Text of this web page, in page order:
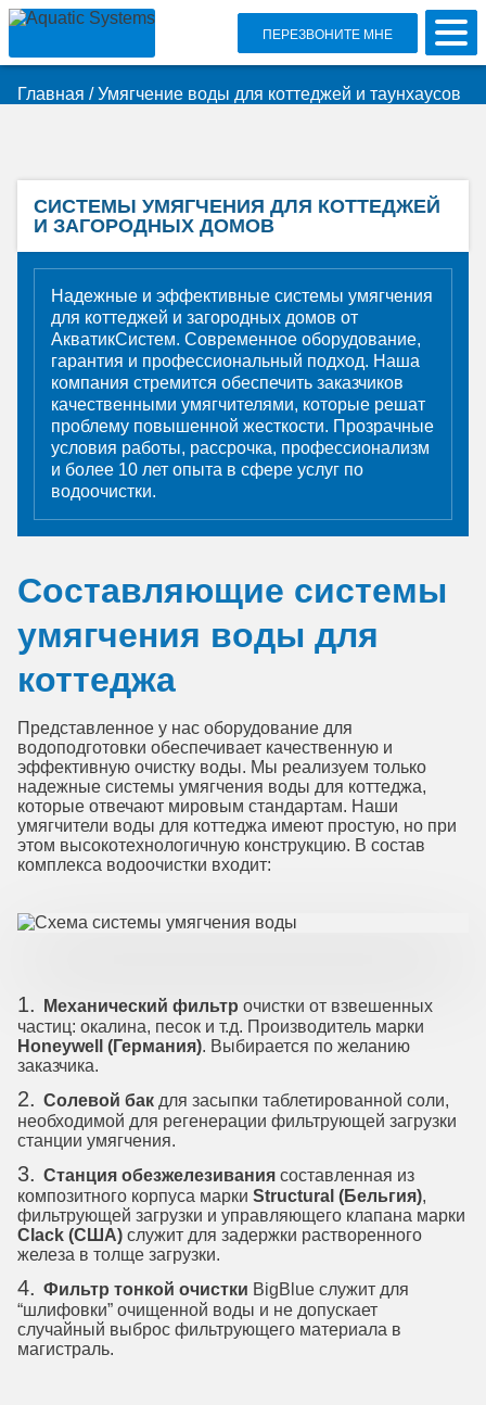
ПЕРЕЗВОНИТЕ МНЕ
Главная /Умягчение воды для коттеджей и таунхаусов
СИСТЕМЫ УМЯГЧЕНИЯ ДЛЯ КОТТЕДЖЕЙ
И ЗАГОРОДНЫХ ДОМОВ
Надежные и эффективные системы умягчения
для коттеджей и загородных домов от
АкватикСистем. Современное оборудование,
гарантия и профессиональный подход. Наша
компания стремится обеспечить заказчиков
качественными умягчителями, которые решат
проблему повышенной жесткости. Прозрачные
условия работы, рассрочка, профессионализм
и более 10 лет опыта в сфере услуг по
водоочистки.
Составляющие системы
умягчения воды для
коттеджа
Представленное у нас оборудование для
водоподготовки обеспечивает качественную и
эффективную очистку воды. Мы реализуем только
надежные системы умягчения воды для коттеджа,
которые отвечают мировым стандартам. Наши
умягчители воды для коттеджа имеют простую, но при
этом высокотехнологичную конструкцию. В состав
комплекса водоочистки входит:
Механический фильтр очистки от взвешенных
частиц: окалина, песок и т.д. Производитель марки
Honeywell (Германия). Выбирается по желанию
заказчика.
Солевой бак для засыпки таблетированной соли,
необходимой для регенерации фильтрующей загрузки
станции умягчения.
Станция обезжелезивания составленная из
композитного корпуса марки Structural (Бельгия),
фильтрующей загрузки и управляющего клапана марки
Clack (США) служит для задержки растворенного
железа в толще загрузки.
Фильтр тонкой очистки BigBlue служит для
“шлифовки” очищенной воды и не допускает
случайный выброс фильтрующего материала в
магистраль.